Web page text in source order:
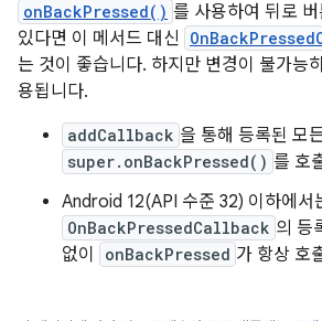
onBackPressed() 를 사용하여 뒤로
있다면 이 메서드 대신
는 것이 좋습니다. 하지만 변경이 불가능
용됩니다.
addCallback 을 통해 등록된 모
super.onBackPressed() 를 호
Android 12(API 수준 32) 이하에서
OnBackPressedCallback 의 등
없이
onBackPressed 가 항상 호